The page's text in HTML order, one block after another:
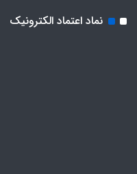
نماد اعتماد الکترونیک